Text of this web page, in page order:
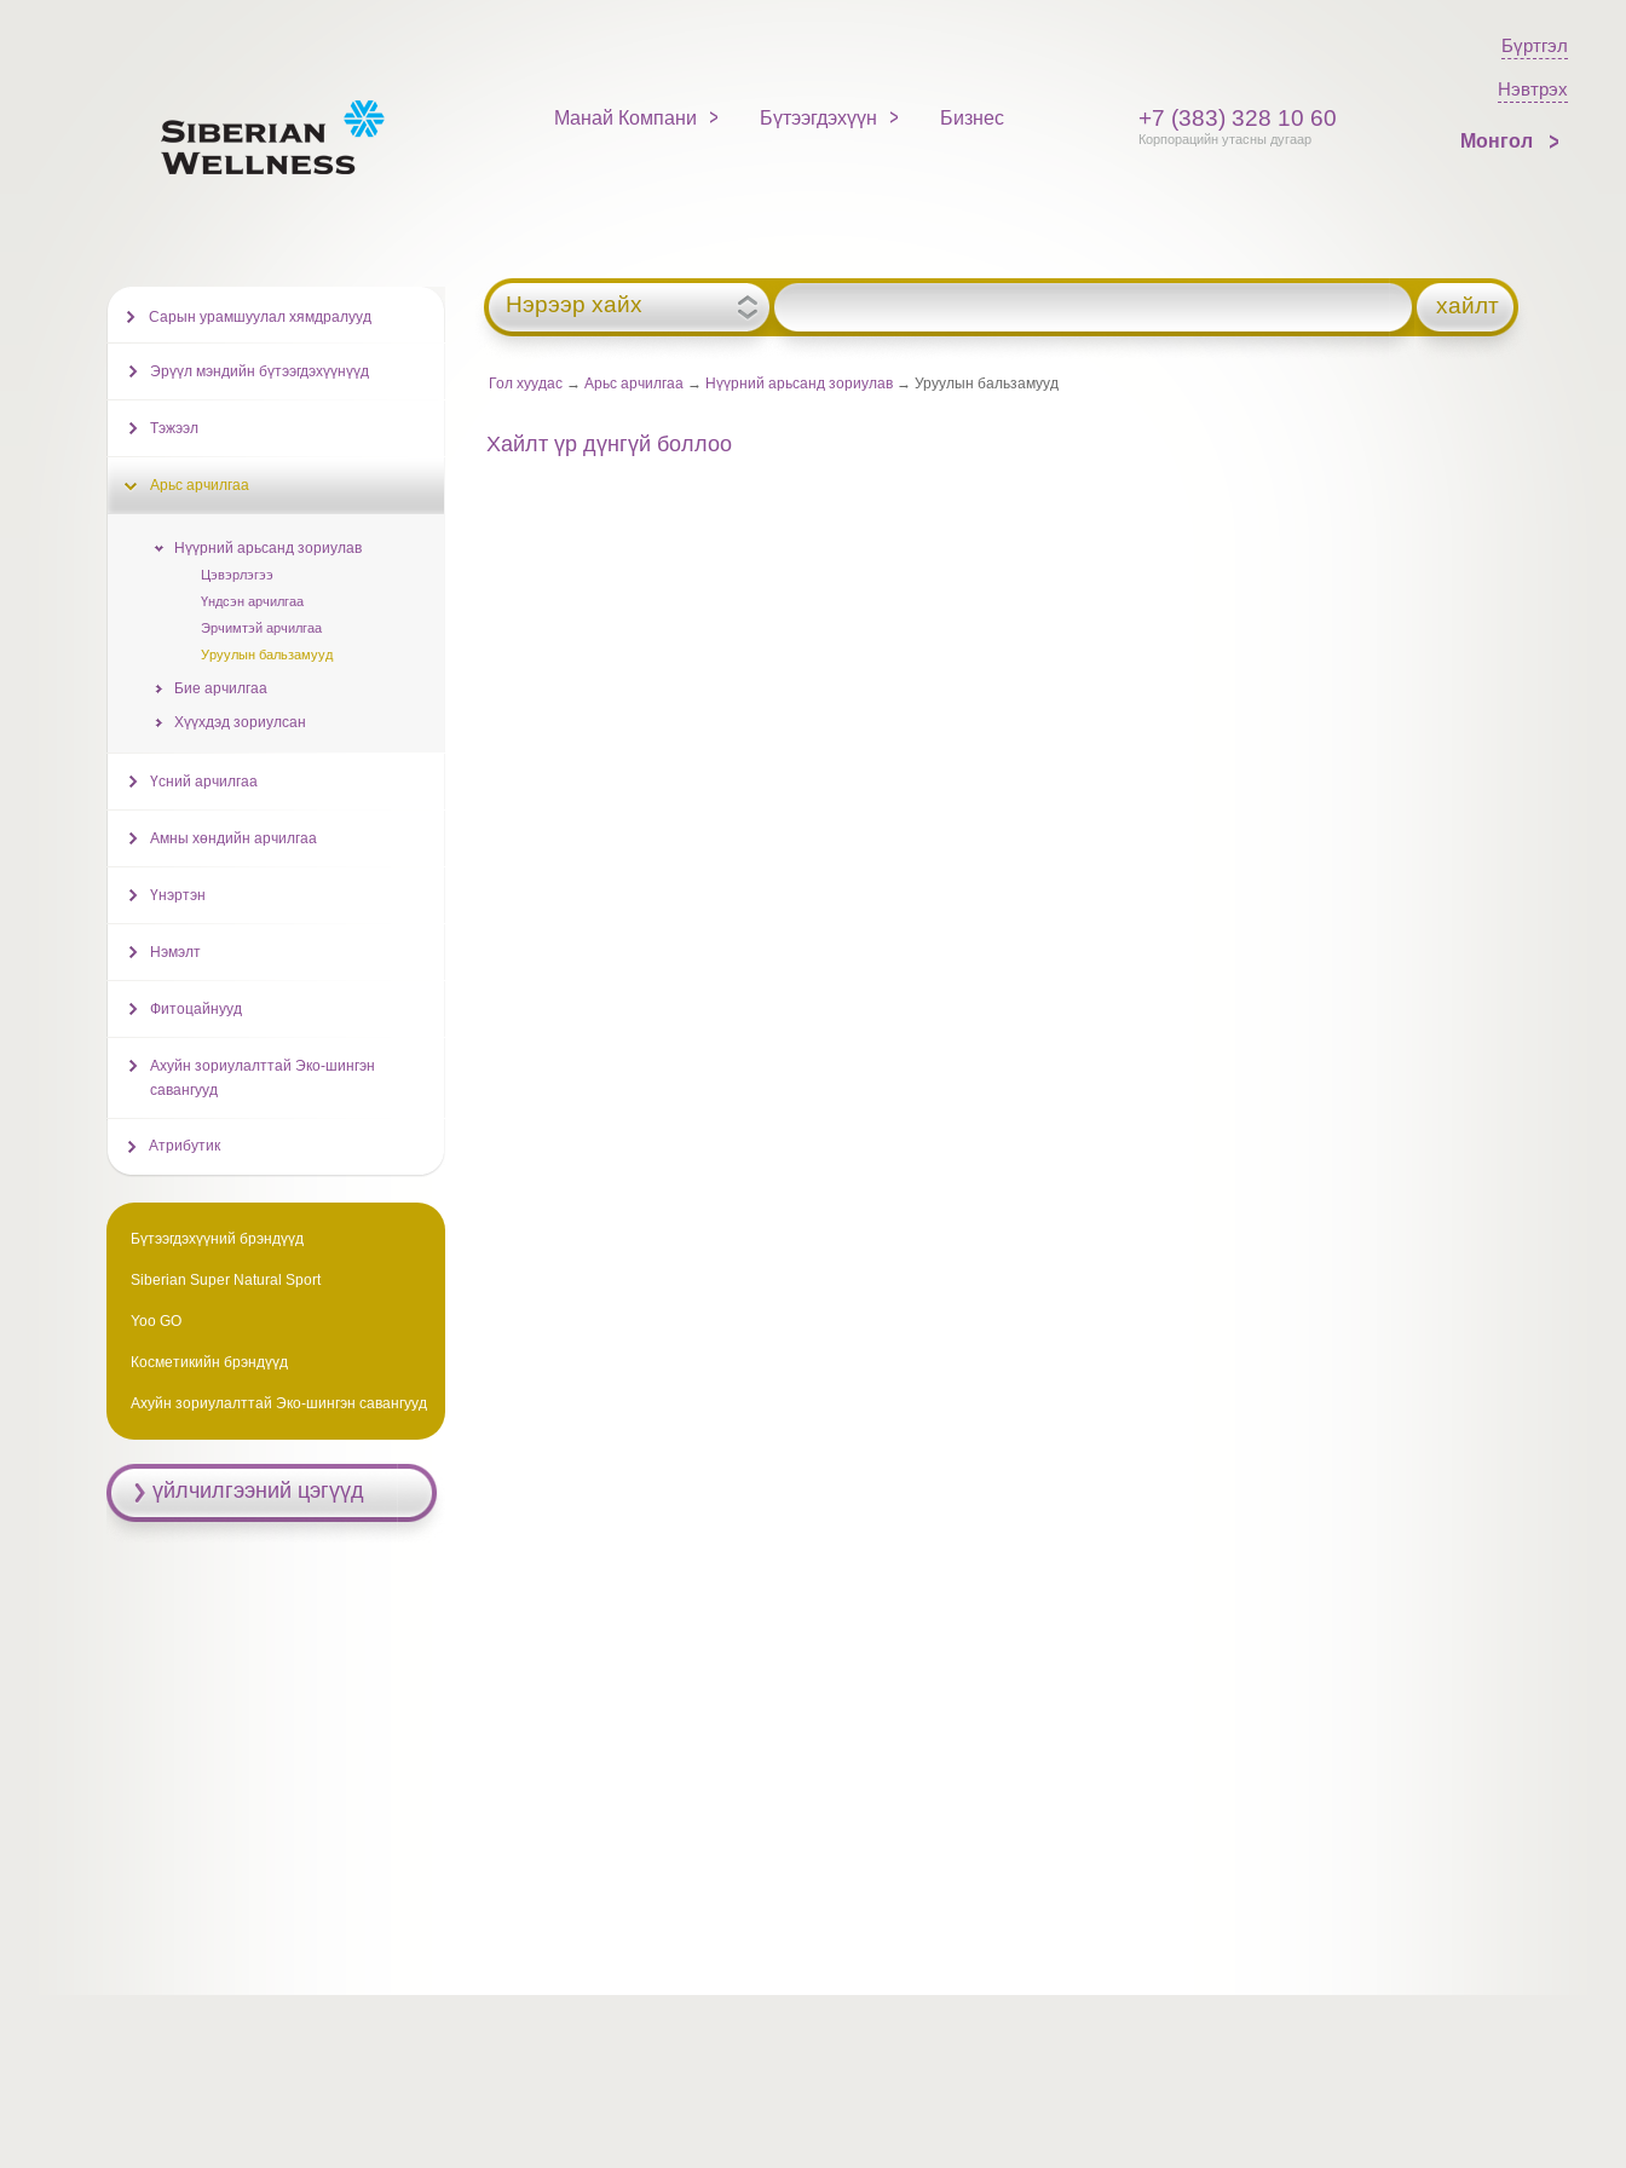
Манай Компани Бүтээгдэхүүн Бизнес +7 (383) 328 10 60
Корпорацийн утасны дугаар
Бүртгэл
Нэвтрэх
Монгол
Нэрээр хайх хайлт
Гол хуудас → Арьс арчилгаа → Нүүрний арьсанд зориулав → Уруулын бальзамууд
Хайлт үр дүнгүй боллоо
Сарын урамшуулал хямдралууд
Эрүүл мэндийн бүтээгдэхүүнүүд
Тэжээл
Арьс арчилгаа
Нүүрний арьсанд зориулав
Цэвэрлэгээ
Үндсэн арчилгаа
Эрчимтэй арчилгаа
Уруулын бальзамууд
Бие арчилгаа
Хүүхдэд зориулсан
Үсний арчилгаа
Амны хөндийн арчилгаа
Үнэртэн
Нэмэлт
Фитоцайнууд
Ахуйн зориулалттай Эко-шингэн
савангууд
Атрибутик
Бүтээгдэхүүний брэндүүд
Siberian Super Natural Sport
Yoo GO
Косметикийн брэндүүд
Ахуйн зориулалттай Эко-шингэн савангууд
үйлчилгээний цэгүүд